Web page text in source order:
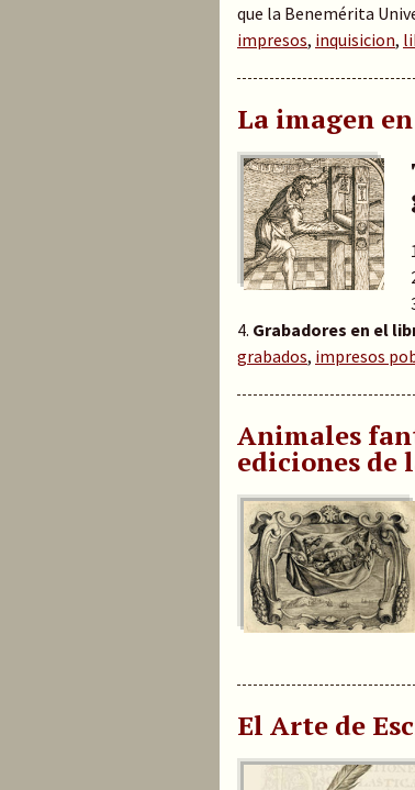
que la Benemérita
impresos, inquisicion,
La imagen
4. Grabadores en el
grabados, impresos
Animales
ediciones de
El Arte de